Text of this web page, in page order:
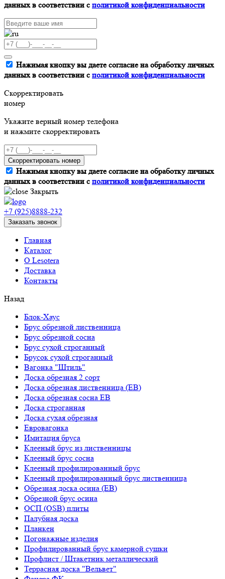
данных в соответствии сполитикой конфиденциальности
Нажимая кнопку вы даете согласие на обработку личных
данных в соответствии сполитикой конфиденциальности
Скорректировать
номер
Укажите верный номер телефона
и нажмите скорректировать
Скорректировать номер
Нажимая кнопку вы даете согласие на обработку личных
данных в соответствии сполитикой конфиденциальности
Закрыть
+7 (925)8888-232
Заказать звонок
Главная
Каталог
О Lesotera
Доставка
Контакты
Назад
Блок-Хаус
Брус обрезной лиственница
Брус обрезной сосна
Брус сухой строганный
Брусок сухой строганный
Вагонка "Штиль"
Доска обрезная 2 сорт
Доска обрезная лиственница (ЕВ)
Доска обрезная сосна ЕВ
Доска строганная
Доска сухая обрезная
Евровагонка
Имитация бруса
Клееный брус из лиственницы
Клееный брус сосна
Клееный профилированный брус
Клееный профилированный брус лиственница
Обрезная доска осина (ЕВ)
Обрезной брус осина
ОСП (OSB) плиты
Палубная доска
Планкен
Погонажные изделия
Профилированный брус камерной сушки
Профлист / Штакетник металлический
Террасная доска "Вельвет"